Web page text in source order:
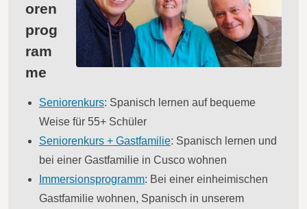
oren
prog
ram
me
Seniorenkurs: Spanisch lernen auf bequeme
Weise für 55+ Schüler
Seniorenkurs + Gastfamilie: Spanisch lernen und
bei einer Gastfamilie in Cusco wohnen
Immersionsprogramm: Bei einer einheimischen
Gastfamilie wohnen, Spanisch in unserem